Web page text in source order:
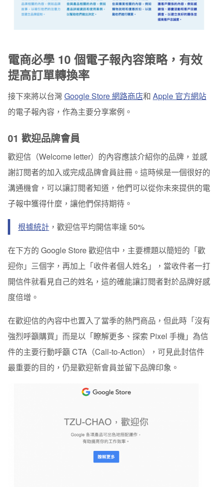
電商必學 10 個電子報內容策略，有效
提高訂單轉換率
接下來將以台灣 Google Store 網路商店和 Apple 官方網站
的電子報內容，作為主要分享案例。
01 歡迎品牌會員
歡迎信（Welcome letter）的內容應該介紹你的品牌，並感
謝訂閱者的加入或完成品牌會員註冊。這時候是一個很好的
溝通機會，可以讓訂閱者知道，他們可以從你未來提供的電
子報中獲得什麼，讓他們保持期待。
根據統計 ，歡迎信平均開信率達 50%
在下方的 Google Store 歡迎信中，主要標題以簡短的「歡
迎你」三個字，再加上「收件者個人姓名」，當收件者一打
開信件就看見自己的姓名，這的確能讓訂閱者對於品牌好感
度倍增。
在歡迎信的內容中也置入了當季的熱門商品，但此時「沒有
強烈呼籲購買」而是以「瞭解更多、探索 Pixel 手機」為信
件的主要行動呼籲 CTA（Call-to-Action），可見此封信件
最重要的目的，仍是歡迎新會員並留下品牌印象。